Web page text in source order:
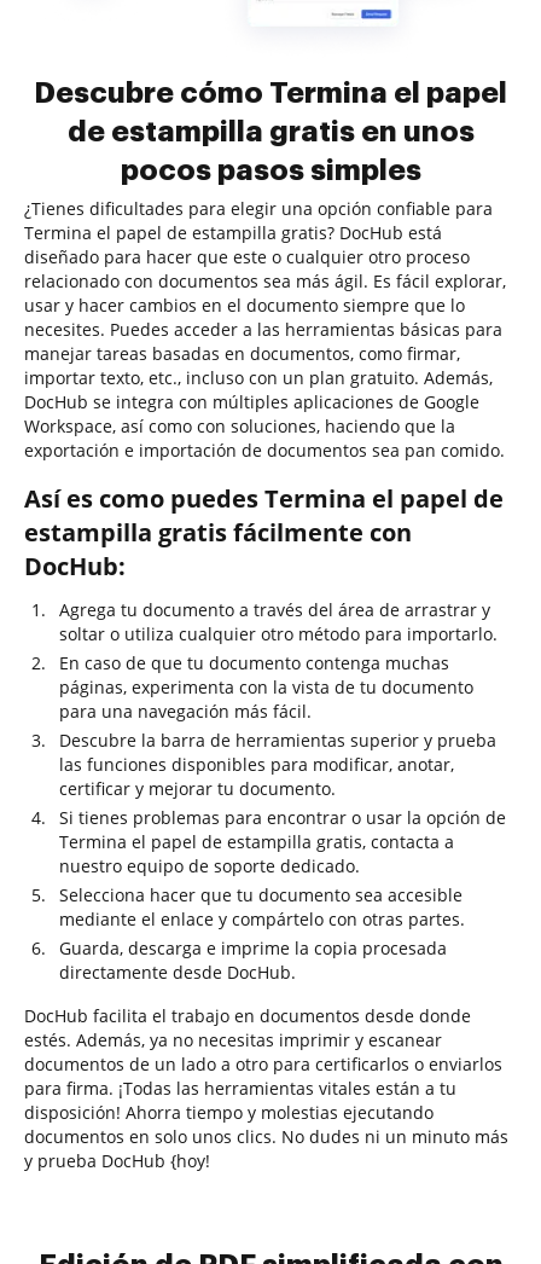
Descubre cómo Termina el papel
de estampilla gratis en unos
pocos pasos simples
¿Tienes dificultades para elegir una opción confiable para
Termina el papel de estampilla gratis? DocHub está
diseñado para hacer que este o cualquier otro proceso
relacionado con documentos sea más ágil. Es fácil explorar,
usar y hacer cambios en el documento siempre que lo
necesites. Puedes acceder a las herramientas básicas para
manejar tareas basadas en documentos, como firmar,
importar texto, etc., incluso con un plan gratuito. Además,
DocHub se integra con múltiples aplicaciones de Google
Workspace, así como con soluciones, haciendo que la
exportación e importación de documentos sea pan comido.
Así es como puedes Termina el papel de
estampilla gratis fácilmente con
DocHub:
Agrega tu documento a través del área de arrastrar y
soltar o utiliza cualquier otro método para importarlo.
En caso de que tu documento contenga muchas
páginas, experimenta con la vista de tu documento
para una navegación más fácil.
Descubre la barra de herramientas superior y prueba
las funciones disponibles para modificar, anotar,
certificar y mejorar tu documento.
Si tienes problemas para encontrar o usar la opción de
Termina el papel de estampilla gratis, contacta a
nuestro equipo de soporte dedicado.
Selecciona hacer que tu documento sea accesible
mediante el enlace y compártelo con otras partes.
Guarda, descarga e imprime la copia procesada
directamente desde DocHub.
DocHub facilita el trabajo en documentos desde donde
estés. Además, ya no necesitas imprimir y escanear
documentos de un lado a otro para certificarlos o enviarlos
para firma. ¡Todas las herramientas vitales están a tu
disposición! Ahorra tiempo y molestias ejecutando
documentos en solo unos clics. No dudes ni un minuto más
y prueba DocHub {hoy!